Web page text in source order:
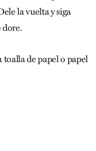
la vuelta y siga
dore.
de papel o papel